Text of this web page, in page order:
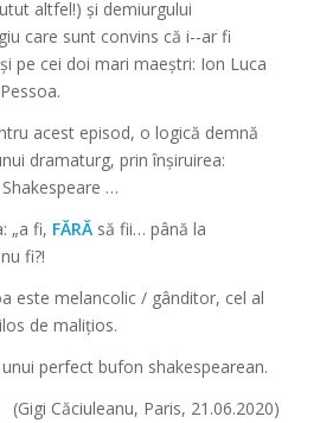
altfel!) și demiurgului
care sunt convins că i-­‐ar fi
pe cei doi mari maeștri: Ion Luca
acest episod, o logică demnă
dramaturg, prin înșiruirea:
…
„a fi, FĂRĂ să fii… până la
fi?!
este melancolic / gânditor, cel al
de malițios.
perfect bufon shakespearean.
(Gigi Căciuleanu, Paris, 21.06.2020)